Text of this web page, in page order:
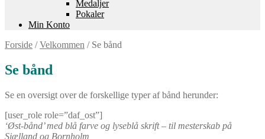
Medaljer
Pokaler
Min Konto
Forside /Velkommen / Se bånd
Se bånd
Se en oversigt over de forskellige typer af bånd herunder:
[user_role role=”daf_ost”]
‘Øst-bånd’ med blå farve og lyseblå skrift – til mesterskab på
Sjælland og Bornholm